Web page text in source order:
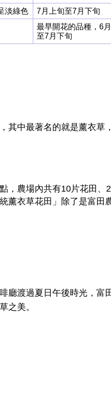
淡綠色
7月上旬至7月下旬
最早開花的品種，6
至7月下旬
其中最著名的就是薰衣
，農場內共有10片花田
薰衣草花田」除了是富田
廳渡過夏日午後時光，
之美。